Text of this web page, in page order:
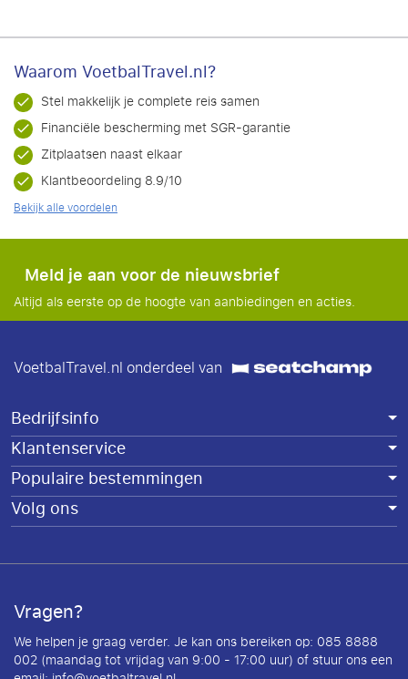
Waarom VoetbalTravel.nl?
Stel makkelijk je complete reis samen
Financiële bescherming met SGR-garantie
Zitplaatsen naast elkaar
Klantbeoordeling 8.9/10
Bekijk alle voordelen
Meld je aan voor de nieuwsbrief
Altijd als eerste op de hoogte van aanbiedingen en acties.
VoetbalTravel.nl onderdeel van
Bedrijfsinfo
Klantenservice
Populaire bestemmingen
Volg ons
Vragen?
We helpen je graag verder. Je kan ons bereiken op: 085 8888
002 (maandag tot vrijdag van 9:00 - 17:00 uur) of stuur ons een